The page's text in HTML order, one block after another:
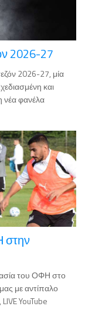
2026-27
2026-27, μία
και
νέα φανέλα
στην
του ΟΦΗ στο
με αντίπαλο
YouTube